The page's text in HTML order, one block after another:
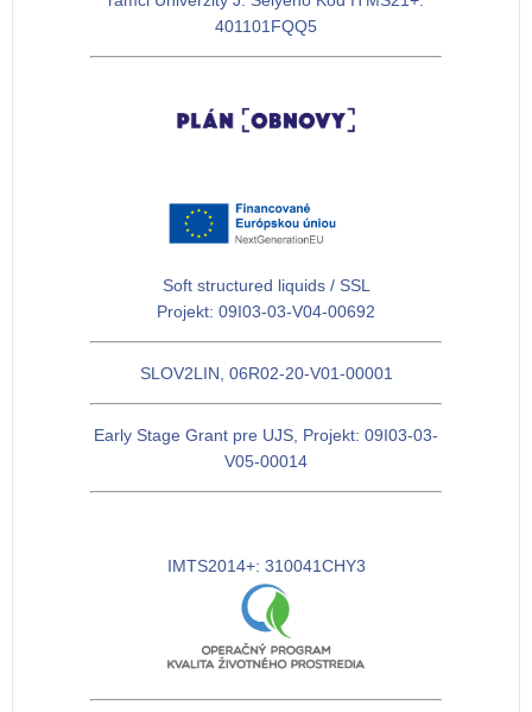
401101FQQ5
Soft structured liquids / SSL
Projekt: 09I03-03-V04-00692
SLOV2LIN, 06R02-20-V01-00001
Early Stage Grant pre UJS, Projekt: 09I03-03-
V05-00014
IMTS2014+: 310041CHY3